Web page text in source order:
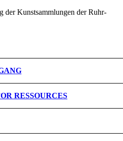
der Kunstsammlungen der Ruhr-
RESSOURCES